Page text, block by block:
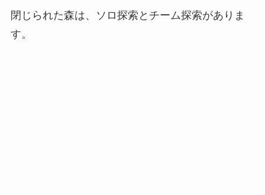
閉じられた森は、ソロ探索とチーム探索がありま
す。